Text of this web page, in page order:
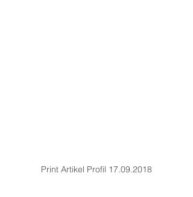
Print Artikel Profil 17.09.2018